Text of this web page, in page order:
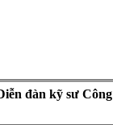
đàn kỹ sư